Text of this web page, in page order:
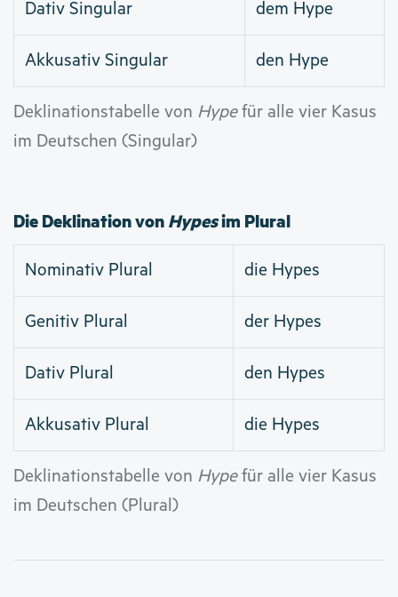
Deklinationstabelle von Hypefür alle vier Kasus
im Deutschen (Singular)
Dativ Singular dem Hype
Akkusativ Singular den Hype
Die Deklination vonHypesim Plural
Deklinationstabelle von Hypefür alle vier Kasus
im Deutschen (Plural)
Nominativ Plural die Hypes
Genitiv Plural der Hypes
Dativ Plural den Hypes
Akkusativ Plural die Hypes